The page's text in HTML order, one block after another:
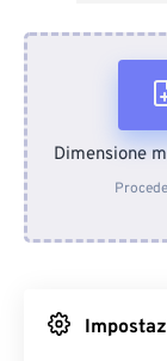
Dimensione